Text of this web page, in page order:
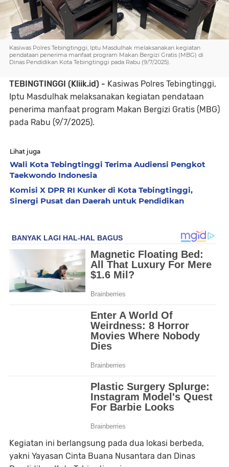
Kasiwas Polres Tebingtinggi, Iptu Masdulhak melaksanakan kegiatan
pendataan penerima manfaat program Makan Bergizi Gratis (MBG) di
Dinas Pendidikan Kota Tebingtinggi pada Rabu (9/7/2025).
TEBINGTINGGI (Kliik.id) - Kasiwas Polres Tebingtinggi,
Iptu Masdulhak melaksanakan kegiatan pendataan
penerima manfaat program Makan Bergizi Gratis (MBG)
pada Rabu (9/7/2025).
Lihat juga
Wali Kota Tebingtinggi Terima Audiensi Pengkot
Taekwondo Indonesia
Komisi X DPR RI Kunker di Kota Tebingtinggi,
Sinergi Pusat dan Daerah untuk Pendidikan
Kegiatan ini berlangsung pada dua lokasi berbeda,
yakni Yayasan Cinta Buana Nusantara dan Dinas